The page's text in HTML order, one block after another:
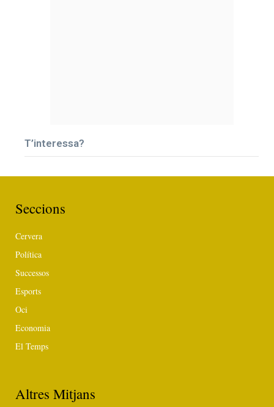
T’interessa?
Seccions
Cervera
Política
Successos
Esports
Oci
Economia
El Temps
Altres Mitjans